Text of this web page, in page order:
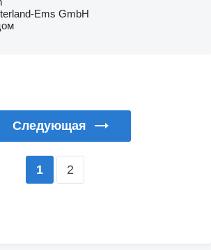
Ems GmbH
Следующая
1 2